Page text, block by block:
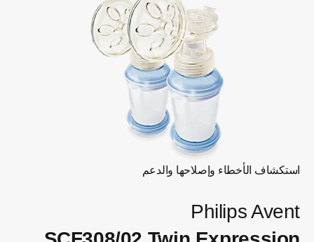
استكشاف الأخطاء وإصلاحها والدعم
Philips Avent